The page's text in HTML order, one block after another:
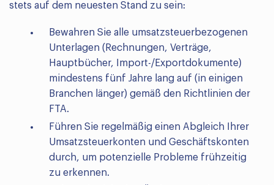
stets auf dem neuesten Stand zu sein:
Bewahren Sie alle umsatzsteuerbezogenen
Unterlagen (Rechnungen, Verträge,
Hauptbücher, Import-/Exportdokumente)
mindestens fünf Jahre lang auf (in einigen
Branchen länger) gemäß den Richtlinien der
FTA.
Führen Sie regelmäßig einen Abgleich Ihrer
Umsatzsteuerkonten und Geschäftskonten
durch, um potenzielle Probleme frühzeitig
zu erkennen.